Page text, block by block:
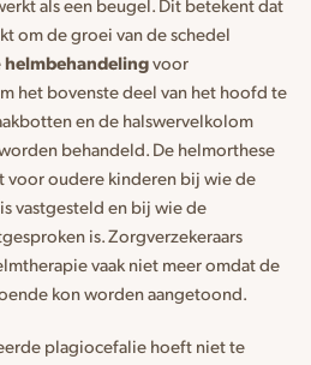
om de groei van de schedel
helmbehandelingvoor
het bovenste deel van het hoofd te
en de halswervelkolom
behandeld. De helmorthese
oudere kinderen bij wie de
vastgesteld en bij wie de
is. Zorgverzekeraars
vaak niet meer omdat de
kon worden aangetoond.
plagiocefalie hoeft niet te